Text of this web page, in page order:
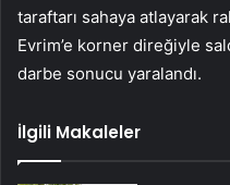
taraftarı sahaya atlayarak
Evrim’e korner direğiyle
darbe sonucu yaralandı.
İlgili Makaleler